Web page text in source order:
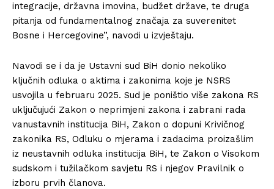
integracije, državna imovina, budžet države, te druga
pitanja od fundamentalnog značaja za suverenitet
Bosne i Hercegovine”, navodi u izvještaju.
Navodi se i da je Ustavni sud BiH donio nekoliko
ključnih odluka o aktima i zakonima koje je NSRS
usvojila u februaru 2025. Sud je poništio više zakona RS
uključujući Zakon o neprimjeni zakona i zabrani rada
vanustavnih institucija BiH, Zakon o dopuni Krivičnog
zakonika RS, Odluku o mjerama i zadacima proizašlim
iz neustavnih odluka institucija BiH, te Zakon o Visokom
sudskom i tužilačkom savjetu RS i njegov Pravilnik o
izboru prvih članova.